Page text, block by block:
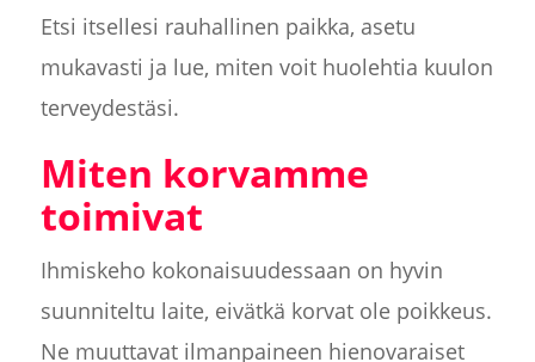
Etsi itsellesi rauhallinen paikka, asetu
mukavasti ja lue, miten voit huolehtia kuulon
terveydestäsi.
Miten korvamme
toimivat
Ihmiskeho kokonaisuudessaan on hyvin
suunniteltu laite, eivätkä korvat ole poikkeus.
Ne muuttavat ilmanpaineen hienovaraiset